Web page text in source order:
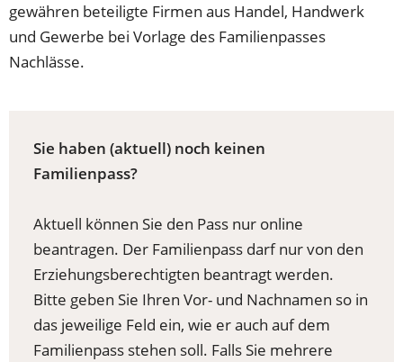
gewähren beteiligte Firmen aus Handel, Handwerk
und Gewerbe bei Vorlage des Familienpasses
Nachlässe.
Sie haben (aktuell) noch keinen
Familienpass?
Aktuell können Sie den Pass nur online
beantragen. Der Familienpass darf nur von den
Erziehungsberechtigten beantragt werden.
Bitte geben Sie Ihren Vor- und Nachnamen so in
das jeweilige Feld ein, wie er auch auf dem
Familienpass stehen soll. Falls Sie mehrere